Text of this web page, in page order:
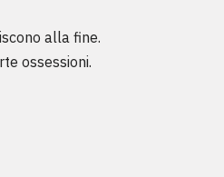
alla fine.
ossessioni.